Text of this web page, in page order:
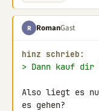
R RomanGast
hinz schrieb:
> Dann kauf dir
Also liegt es
es gehen?